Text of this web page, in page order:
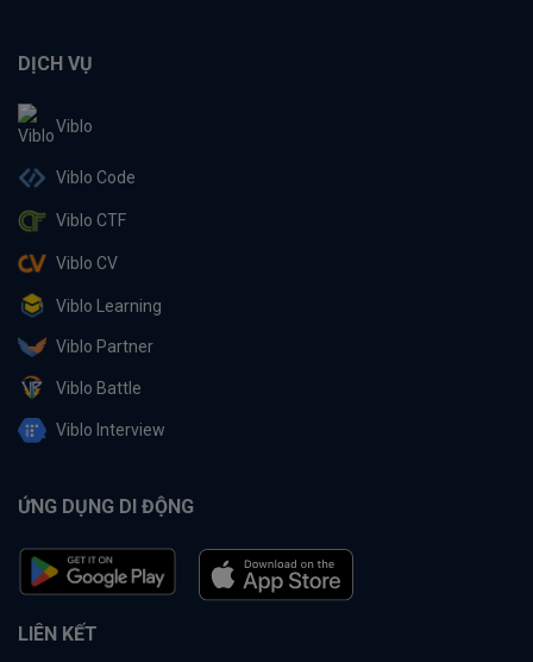
DỊCH VỤ
Viblo
Viblo Code
Viblo CTF
Viblo CV
Viblo Learning
Viblo Partner
Viblo Battle
Viblo Interview
ỨNG DỤNG DI ĐỘNG
LIÊN KẾT